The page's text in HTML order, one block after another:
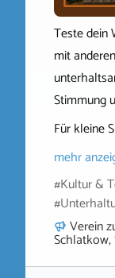
Teste dein
mit
Stimmung
Für kleine
mehr
#Kultur &
Verein